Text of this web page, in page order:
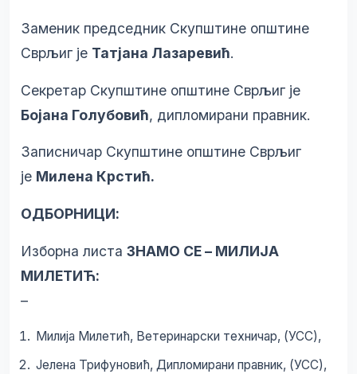
Заменик председник Скупштине општине
Сврљиг је Татјана Лазаревић.
Секретар Скупштине општине Сврљиг је
Бојана Голубовић, дипломирани правник.
Записничар Скупштине општине Сврљиг
је Милена Крстић.
ОДБОРНИЦИ:
Изборна листа ЗНАМО СЕ – МИЛИЈА
МИЛЕТИЋ:
–
Милија Милетић, Ветеринарски техничар, (УСС),
Јелена Трифуновић, Дипломирани правник, (УСС),